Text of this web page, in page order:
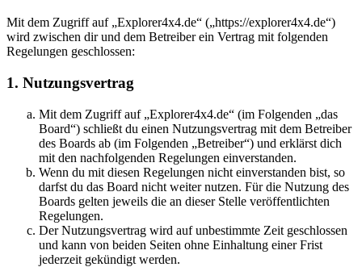
Mit dem Zugriff auf „Explorer4x4.de“ („https://explorer4x4.de“)
wird zwischen dir und dem Betreiber ein Vertrag mit folgenden
Regelungen geschlossen:
1. Nutzungsvertrag
Mit dem Zugriff auf „Explorer4x4.de“ (im Folgenden „das
Board“) schließt du einen Nutzungsvertrag mit dem Betreiber
des Boards ab (im Folgenden „Betreiber“) und erklärst dich
mit den nachfolgenden Regelungen einverstanden.
Wenn du mit diesen Regelungen nicht einverstanden bist, so
darfst du das Board nicht weiter nutzen. Für die Nutzung des
Boards gelten jeweils die an dieser Stelle veröffentlichten
Regelungen.
Der Nutzungsvertrag wird auf unbestimmte Zeit geschlossen
und kann von beiden Seiten ohne Einhaltung einer Frist
jederzeit gekündigt werden.